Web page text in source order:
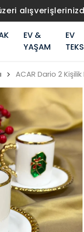
EV &
YAŞAM
EV
ACAR Dario 2